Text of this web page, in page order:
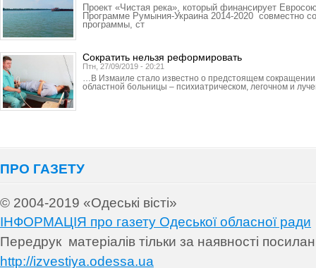
Проект «Чистая река», который финансирует
Программе Румыния-Украина 2014-2020 совместно
программы, ст
Сократить нельзя реформировать
Птн, 27/09/2019 - 20:21
…В Измаиле стало известно о предстоящем сокращении
областной больницы – психиатрическом, легочном и
ПРО ГАЗЕТУ
© 2004-2019 «Одеські вісті»
ІНФОРМАЦІЯ про газету Одеської обласної ради
Передрук матеріалів тільки за наявності
http://izvestiya.odessa.ua